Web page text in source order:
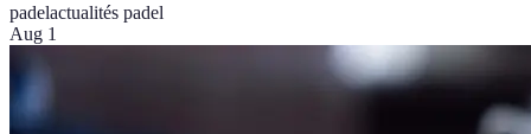
padelactualités padel
Aug 1